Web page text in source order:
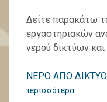
Δείτε παρακάτω
εργαστηριακών
νερού δικτύων
ΝΕΡΟ ΑΠΟ
περισσότερα